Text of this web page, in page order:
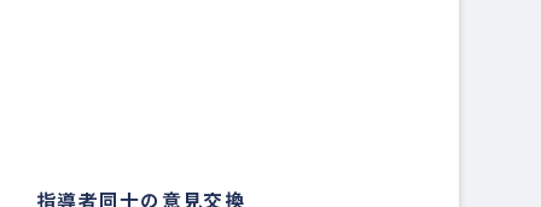
指導者同士の意見交換